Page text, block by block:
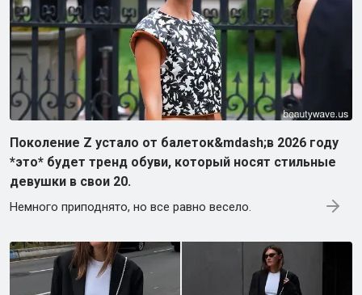
Поколение Z устало от балеток&mdash;в 2026 году
*это* будет тренд обуви, который носят стильные
девушки в свои 20.
Немного приподнято, но все равно весело.